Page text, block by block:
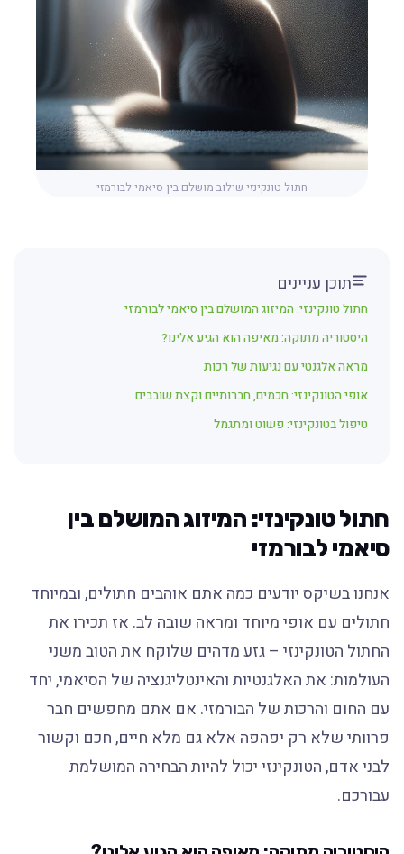
חתול טונקינזי שילוב מושלם בין סיאמי לבורמזי
תוכן עניינים
חתול טונקינזי: המיזוג המושלם בין סיאמי לבורמזי
היסטוריה מתוקה: מאיפה הוא הגיע אלינו?
מראה אלגנטי עם נגיעות של רכות
אופי הטונקינזי: חכמים, חברותיים וקצת שובבים
טיפול בטונקינזי: פשוט ומתגמל
חתול טונקינזי: המיזוג המושלם בין
סיאמי לבורמזי
אנחנו בשיקס יודעים כמה אתם אוהבים חתולים, ובמיוחד
חתולים עם אופי מיוחד ומראה שובה לב. אז תכירו את
החתול הטונקינזי – גזע מדהים שלוקח את הטוב משני
העולמות: את האלגנטיות והאינטליגנציה של הסיאמי, יחד
עם החום והרכות של הבורמזי. אם אתם מחפשים חבר
פרוותי שלא רק יפהפה אלא גם מלא חיים, חכם וקשור
לבני אדם, הטונקינזי יכול להיות הבחירה המושלמת
עבורכם.